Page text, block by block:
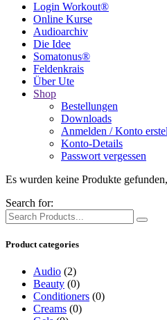
Login Workout®
Online Kurse
Audioarchiv
Die Idee
Somatonus®
Feldenkrais
Über Ute
Shop
Bestellungen
Downloads
Anmelden / Konto
Konto-Details
Passwort vergessen
Es wurden keine Produkte
Search for:
Product categories
Audio (2)
Beauty (0)
Conditioners (0)
Creams (0)